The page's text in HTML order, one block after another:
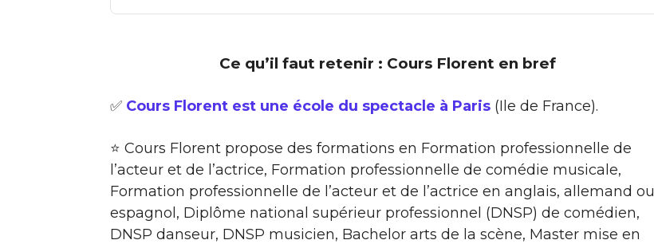
Ce qu’il faut retenir : Cours Florent en bref
✅ Cours Florent est une école du spectacle à Paris (Ile de France).
⭐ Cours Florent propose des formations en Formation professionnelle de
l’acteur et de l’actrice, Formation professionnelle de comédie musicale,
Formation professionnelle de l’acteur et de l’actrice en anglais, allemand ou
espagnol, Diplôme national supérieur professionnel (DNSP) de comédien,
DNSP danseur, DNSP musicien, Bachelor arts de la scène, Master mise en